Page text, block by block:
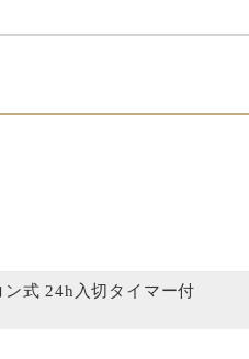
式 24h入切タイマー付